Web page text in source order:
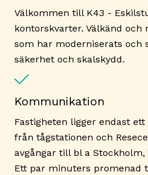
Välkommen till K43 -
kontorskvarter. Välkänd
som har moderniserats och
säkerhet och skalskydd.
Kommunikation
Fastigheten ligger endast
från tågstationen och
avgångar till bl a Stockholm,
Ett par minuters promenad